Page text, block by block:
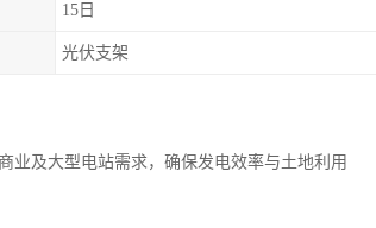
15日
光伏支架
业及大型电站需求，确保发电效率与土地利用